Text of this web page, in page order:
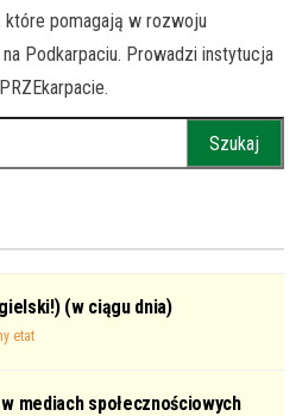
które pomagają w rozwoju
Podkarpaciu. Prowadzi instytucja
(w ciągu dnia)
etat
mediach społecznościowych